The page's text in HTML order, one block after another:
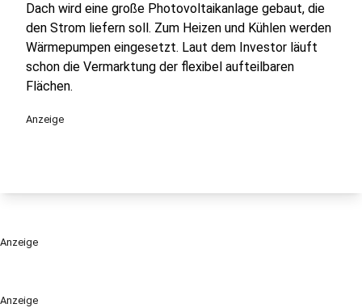
Anzeige
Dach wird eine große Photovoltaikanlage gebaut, die
den Strom liefern soll. Zum Heizen und Kühlen werden
Wärmepumpen eingesetzt. Laut dem Investor läuft
schon die Vermarktung der flexibel aufteilbaren
Flächen.
Anzeige
Anzeige